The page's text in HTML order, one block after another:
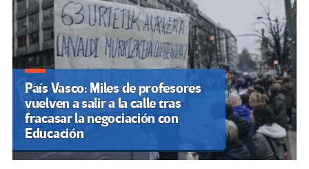
País Vasco: Miles de profesores
vuelven a salir a la calle tras
fracasar la negociación con
Educación